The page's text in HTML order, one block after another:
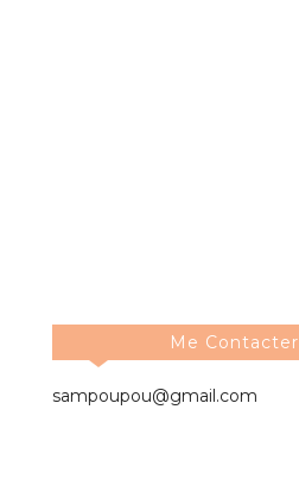
Me Contacter
sampoupou@gmail.com